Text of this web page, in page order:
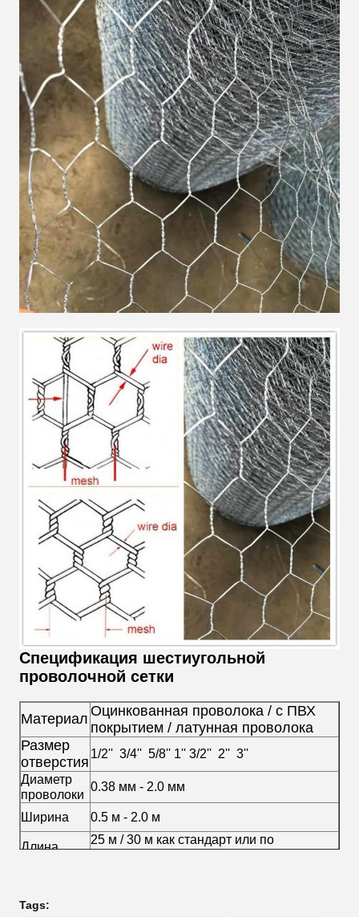
Спецификация шестиугольной
проволочной сетки
Материал Оцинкованная проволока / с ПВХ
покрытием / латунная проволока
Размер
отверстия
1/2'' 3/4'' 5/8'' 1'' 3/2'' 2'' 3''
Диаметр
проволоки
0.38 мм - 2.0 мм
Ширина 0.5 м - 2.0 м
Длина
25 м / 30 м как стандарт или по
индивидуальному заказу
Tags: